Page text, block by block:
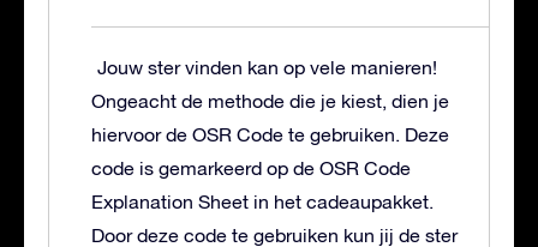
Jouw ster vinden kan op vele manieren!
Ongeacht de methode die je kiest, dien je
hiervoor de OSR Code te gebruiken. Deze
code is gemarkeerd op de OSR Code
Explanation Sheet in het cadeaupakket.
Door deze code te gebruiken kun jij de ster